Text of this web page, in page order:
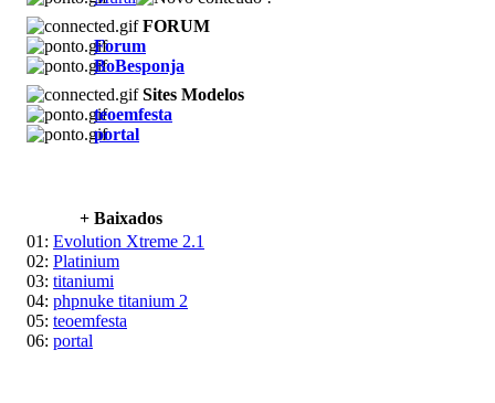
FORUM
Forum
BoBesponja
Sites Modelos
teoemfesta
portal
+ Baixados
01: Evolution Xtreme 2.1
02: Platinium
03: titaniumi
04: phpnuke titanium 2
05: teoemfesta
06: portal